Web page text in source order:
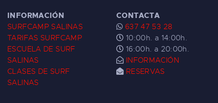
INFORMACIÓN
SURFCAMP SALINAS
TARIFAS SURFCAMP
ESCUELA DE SURF
SALINAS
CLASES DE SURF
SALINAS
CONTACTA
637 47 53 28
10:00h. a 14:00h.
16:00h. a 20:00h.
INFORMACIÓN
RESERVAS